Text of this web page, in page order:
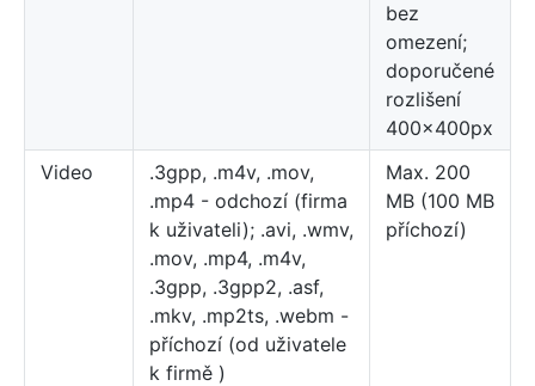
bez
omezení;
doporučené
rozlišení
400x400px
Video
.3gpp, .m4v, .mov,
.mp4 - odchozí (firma
k uživateli); .avi, .wmv,
.mov, .mp4, .m4v,
.3gpp, .3gpp2, .asf,
.mkv, .mp2ts, .webm -
příchozí (od uživatele
k firmě )
Max. 200
MB (100 MB
příchozí)